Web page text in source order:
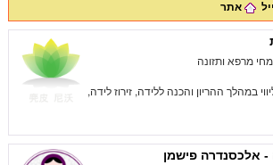
אתר
מרפא ותזונה
במהלך ההריון והכנה ללידה, זירוז לידה,
- אלכסנדרה פישמן